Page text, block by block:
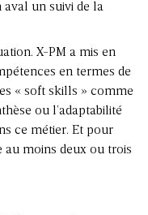
aval un suivi de la
X-PM a mis en
en termes de
« soft skills » comme
ou l’adaptabilité
ce métier. Et pour
moins deux ou trois